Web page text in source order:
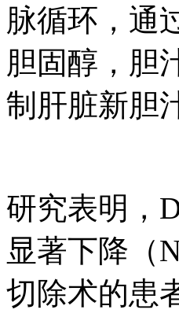
脉循环，通
胆固醇，胆
制肝脏新胆
研究表明，
显著下降（
切除术的患